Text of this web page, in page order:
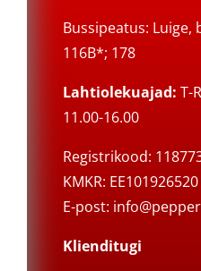
Bussipeatus: Luige,
116B*; 178
Lahtiolekuajad: T-
11.00-16.00
Registrikood:
KMKR: EE101926520
E-post:
Klienditugi